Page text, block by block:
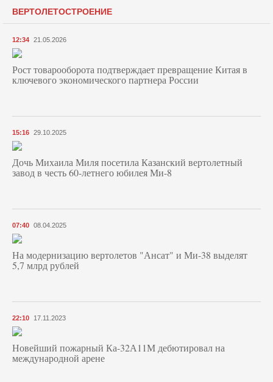
ВЕРТОЛЕТОСТРОЕНИЕ
12:34 21.05.2026
Рост товарооборота подтверждает превращение Китая в
ключевого экономического партнера России
15:16 29.10.2025
Дочь Михаила Миля посетила Казанский вертолетный
завод в честь 60-летнего юбилея Ми-8
07:40 08.04.2025
На модернизацию вертолетов "Ансат" и Ми-38 выделят
5,7 млрд рублей
22:10 17.11.2023
Новейший пожарный Ка-32А11М дебютировал на
международной арене